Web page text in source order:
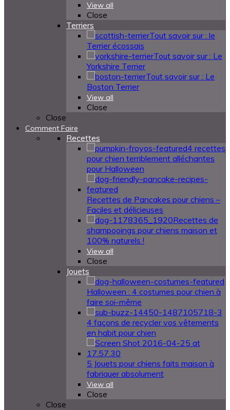
View all
Close
Terriers
Tout savoir sur : le
Terrier écossais
Tout savoir sur : Le
Yorkshire Terrier
Tout savoir sur : Le
Boston Terrier
View all
Close
Close
Comment Faire
Recettes
4 recettes
pour chien terriblement alléchantes
pour Halloween
Recettes de Pancakes pour chiens –
Faciles et délicieuses
Recettes de
shampooings pour chiens maison et
100% naturels !
View all
Close
Jouets
Halloween : 4 costumes pour chien à
faire soi-même
4 façons de recycler vos vêtements
en habit pour chien
5 Jouets pour chiens faits maison à
fabriquer absolument
View all
Close
Close